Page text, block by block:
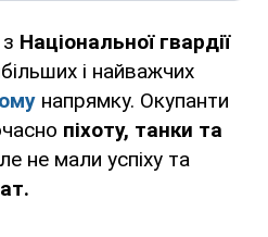
Національної гвардії
і найважчих
напрямку. Окупанти
піхоту, танки та
не мали успіху та